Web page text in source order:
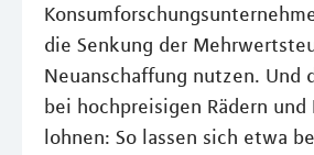
die Senkung der
Neuanschaffung nutzen. Und
bei hochpreisigen Rädern
lohnen: So lassen sich etwa